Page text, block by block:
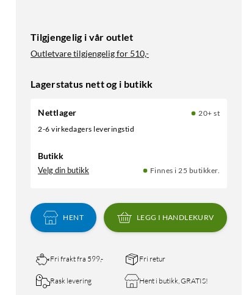
Tilgjengelig i vår outlet
Outletvare tilgjengelig for 510,-
Lagerstatus nett og i butikk
Nettlager
20+ st
2-6 virkedagers leveringstid
Butikk
Velg din butikk Finnes i 25 butikker.
HENT LEGG I HANDLEKURV
Fri frakt fra 599,- Fri retur
Rask levering Hent i butikk, GRATIS!